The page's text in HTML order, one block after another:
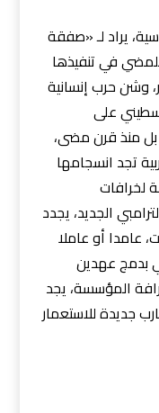
يراد لـ «صفقة
في تنفيذها
وشن حرب إنسانية
على
بل منذ قرن مضى،
تجد انسجامها
لخرافات
الجديد، يجدد
عامدا أو عاملا
بدمج عهدين
المؤسسة، يجد
جديدة للاستعمار